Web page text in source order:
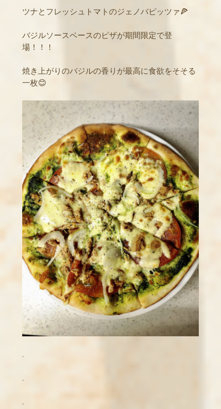
ツナとフレッシュトマトのジェノバピッツァ🍕
バジルソースベースのピザが期間限定で登
場！！！
焼き上がりのバジルの香りが最高に食欲をそそる
一枚😊
.
.
.